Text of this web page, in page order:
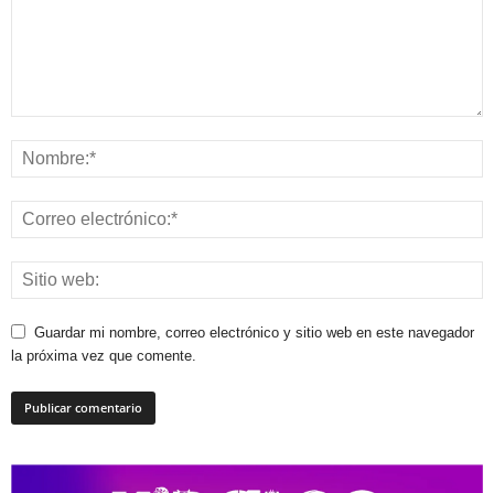
Guardar mi nombre, correo electrónico y sitio web en este navegador
la próxima vez que comente.